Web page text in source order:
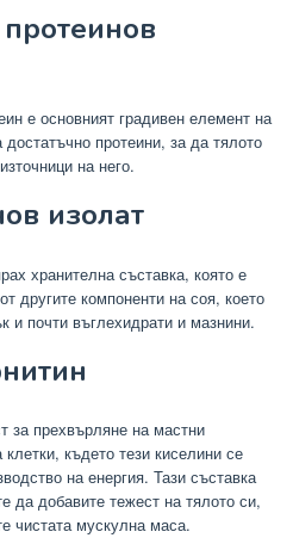
е основният градивен елемент на
протеини, за да тялото
на него.
изолат
хранителна съставка, която е
другите компоненти на соя, което
и почти въглехидрати и мазнини.
за прехвърляне на мастни
където тези киселини се
на енергия. Тази съставка
да добавите тежест на тялото си,
чистата мускулна маса.